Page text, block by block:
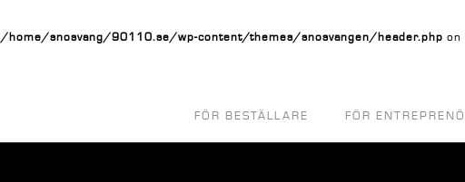
/home/snosvang/90110.se/wp-content/themes/snosvangen/header.php on
FÖR BESTÄLLARE FÖR